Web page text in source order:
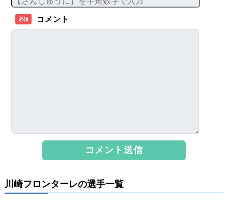
必須 コメント
川崎フロンターレの選手一覧